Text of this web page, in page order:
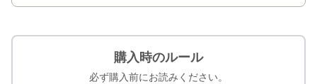
購入時のルール
必ず購入前にお読みください。